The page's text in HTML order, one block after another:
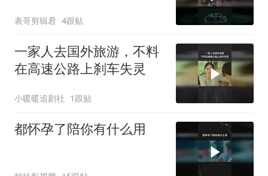
表哥剪辑君 4跟贴
一家人去国外旅游，不料
在高速公路上刹车失灵
小暖暖追剧社 1跟贴
都怀孕了陪你有什么用